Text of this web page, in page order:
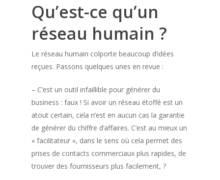
Qu’est-ce qu’un
réseau humain ?
Le réseau humain colporte beaucoup d’idées
reçues. Passons quelques unes en revue :
– C’est un outil infaillible pour générer du
business : faux ! Si avoir un réseau étoffé est un
atout certain, cela n’est en aucun cas la garantie
de générer du chiffre d’affaires. C’est au mieux un
« facilitateur », dans le sens où cela permet des
prises de contacts commerciaux plus rapides, de
trouver des fournisseurs plus facilement, ?